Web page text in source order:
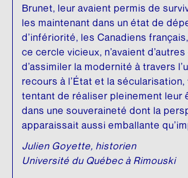
Brunet, leur avaient permis de
les maintenant dans un état de
d’infériorité, les Canadiens
ce cercle vicieux, n’avaient
d’assimiler la modernité à travers
recours à l’État et la sécularisation,
tentant de réaliser pleinement leur
dans une souveraineté dont la
apparaissait aussi emballante
Julien Goyette, historien
Université du Québec à Rimouski